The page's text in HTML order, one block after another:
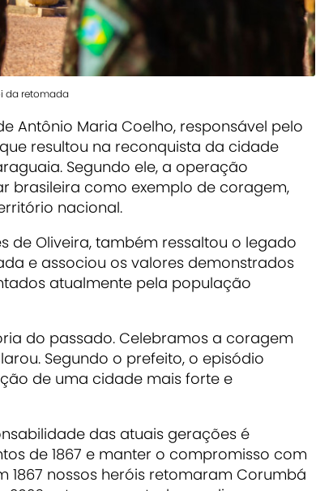
da retomada
Antônio Maria Coelho, responsável pelo
resultou na reconquista da cidade
Segundo ele, a operação
brasileira como exemplo de coragem,
nacional.
de Oliveira, também ressaltou o legado
e associou os valores demonstrados
atualmente pela população
do passado. Celebramos a coragem
Segundo o prefeito, o episódio
de uma cidade mais forte e
das atuais gerações é
de 1867 e manter o compromisso com
1867 nossos heróis retomaram Corumbá